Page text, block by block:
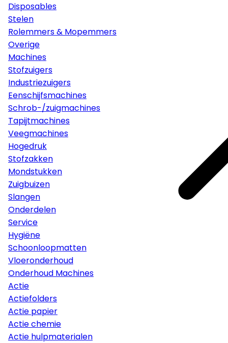
Disposables
Stelen
Rolemmers & Mopemmers
Overige
Machines
Stofzuigers
Industriezuigers
Eenschijfsmachines
Schrob-/zuigmachines
Tapijtmachines
Veegmachines
Hogedruk
Stofzakken
Mondstukken
Zuigbuizen
Slangen
Onderdelen
Service
Hygiëne
Schoonloopmatten
Vloeronderhoud
Onderhoud Machines
Actie
Actiefolders
Actie papier
Actie chemie
Actie hulpmaterialen